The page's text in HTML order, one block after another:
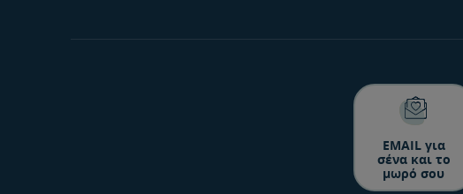
ΕΜΑΙL για
σένα και το
μωρό σου